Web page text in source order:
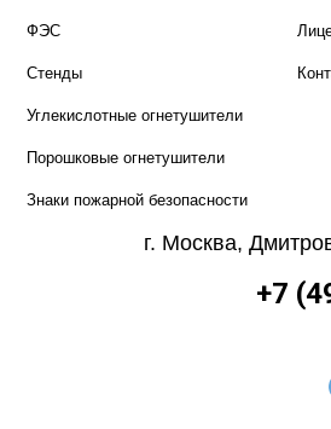
ФЭС
Стенды
Углекислотные огнетушители
Порошковые огнетушители
Знаки пожарной безопасности
г. Москва,
+7